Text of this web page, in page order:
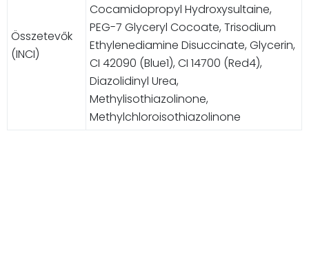
Összetevők
(INCI)
Cocamidopropyl Hydroxysultaine,
PEG-7 Glyceryl Cocoate, Trisodium
Ethylenediamine Disuccinate, Glycerin,
CI 42090 (Blue1), CI 14700 (Red4),
Diazolidinyl Urea,
Methylisothiazolinone,
Methylchloroisothiazolinone